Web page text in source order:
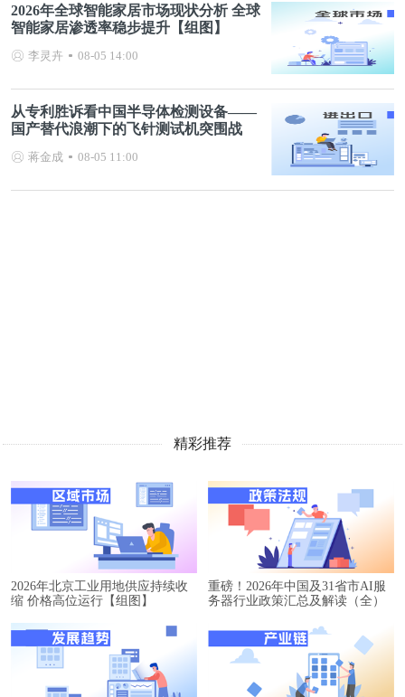
2026年全球智能家居市场现状分析 全球
智能家居渗透率稳步提升【组图】
李灵卉 08-05 14:00
从专利胜诉看中国半导体检测设备——
国产替代浪潮下的飞针测试机突围战
蒋金成 08-05 11:00
精彩推荐
2026年北京工业用地供应持续收
缩 价格高位运行【组图】
重磅！2026年中国及31省市AI服
务器行业政策汇总及解读（全）